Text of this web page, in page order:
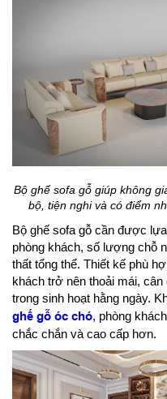
Bộ ghế sofa gỗ giúp không
bộ, tiện nghi và có điểm
Bộ ghế sofa gỗ cần được
phòng khách, số lượng chỗ
thất tổng thể. Thiết kế phù
khách trở nên thoải mái,
trong sinh hoạt hằng ngày.
ghế gỗ óc chó, phòng
chắc chắn và cao cấp hơn.